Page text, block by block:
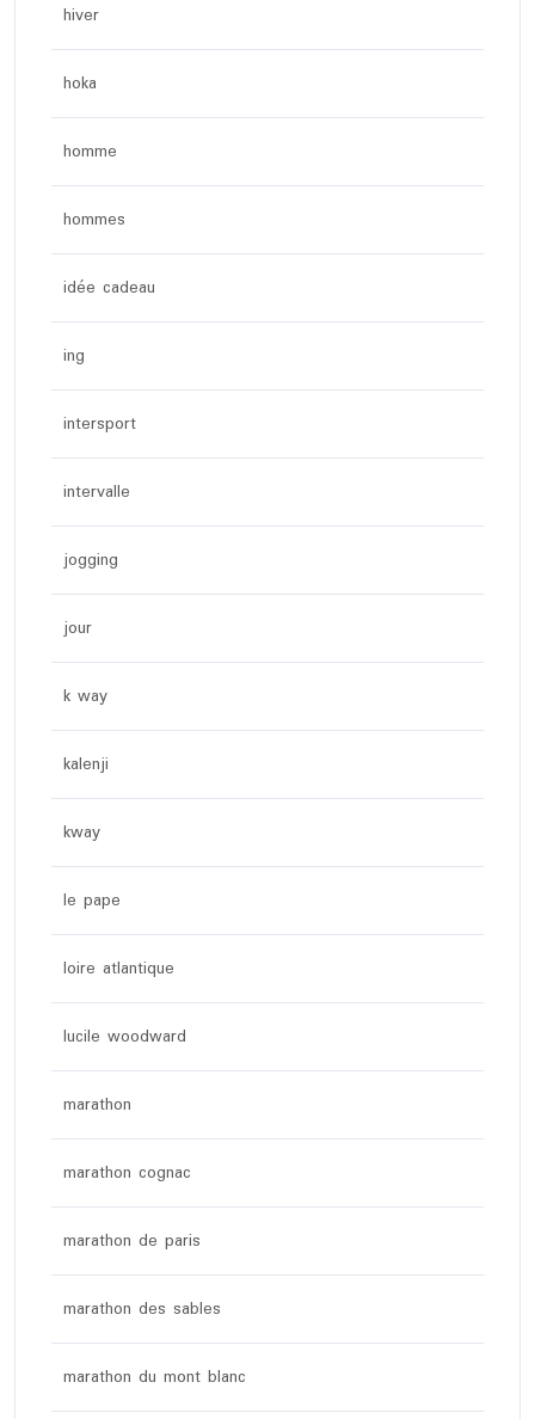
hiver
hoka
homme
hommes
idée cadeau
ing
intersport
intervalle
jogging
jour
k way
kalenji
kway
le pape
loire atlantique
lucile woodward
marathon
marathon cognac
marathon de paris
marathon des sables
marathon du mont blanc